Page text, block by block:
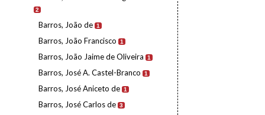
2
Barros, João de 1
Barros, João Francisco 1
Barros, João Jaime de Oliveira 1
Barros, José A. Castel-Branco 1
Barros, José Aniceto de 1
Barros, José Carlos de 3